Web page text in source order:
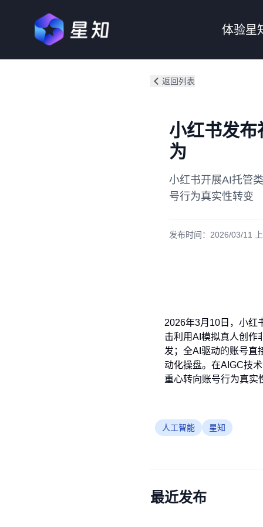
体验星
返回列表
小红书发
为
小红书开展AI托管
号行为真实性转变
发布时间： 2026/03/11
2026年3月10日，小红
击利用AI模拟真人创作
发；全AI驱动的账号直
动化操盘。在AIGC技
重心转向账号行为真实
人工智能 星知
最近发布